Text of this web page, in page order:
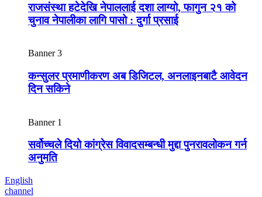
राजसंस्था हटेदेखि नेपाललाई दशा लाग्यो, फागुन २१ को
चुनाव नेपालीका लागि पासो : दुर्गा प्रसाई
Banner 3
कन्सुलर प्रमाणीकरण अब डिजिटल, अनलाइनबाटै आवेदन
दिन सकिने
Banner 1
सर्वोच्चले दियो कांग्रेस विवादसम्बन्धी मुद्दा पुनरावलोकन गर्न
अनुमति
English
channel